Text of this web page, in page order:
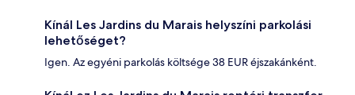
Kínál Les Jardins du Marais helyszíni parkolási
lehetőséget?
Igen. Az egyéni parkolás költsége 38 EUR éjszakánként.